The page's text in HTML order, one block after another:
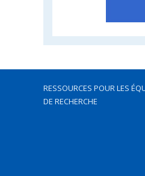
RESSOURCES POUR LES
DE RECHERCHE